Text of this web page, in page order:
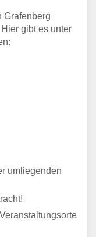
Grafenberg
gibt es unter
umliegenden